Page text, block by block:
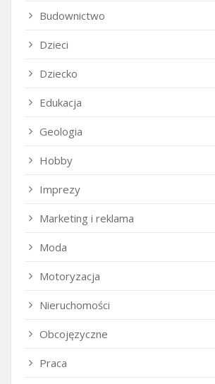
Budownictwo
Dzieci
Dziecko
Edukacja
Geologia
Hobby
Imprezy
Marketing i reklama
Moda
Motoryzacja
Nieruchomości
Obcojęzyczne
Praca